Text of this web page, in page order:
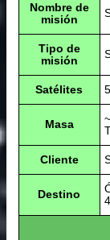
Nombre de
misión
Tipo de
misión
Satélites
Masa
Cliente
Destino